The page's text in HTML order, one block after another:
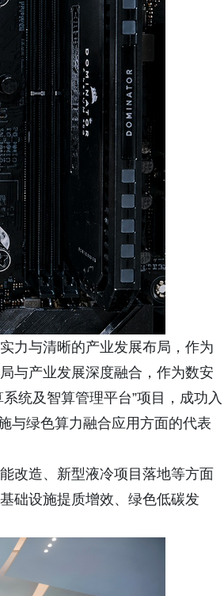
力与清晰的产业发展布局，作为
与产业发展深度融合，作为数安
统及智算管理平台”项目，成功入
与绿色算力融合应用方面的代表
改造、新型液冷项目落地等方面
础设施提质增效、绿色低碳发